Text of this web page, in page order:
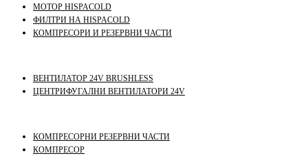
МОТОР HISPACOLD
ФИЛТРИ НА HISPACOLD
КОМПРЕСОРИ И РЕЗЕРВНИ ЧАСТИ
ВЕНТИЛАТОР 24V BRUSHLESS
ЦЕНТРИФУГАЛНИ ВЕНТИЛАТОРИ 24V
КОМПРЕСОРНИ РЕЗЕРВНИ ЧАСТИ
КОМПРЕСОР